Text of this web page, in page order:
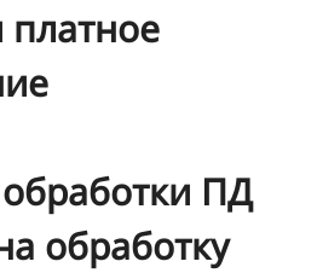
платное
ПД
обработку